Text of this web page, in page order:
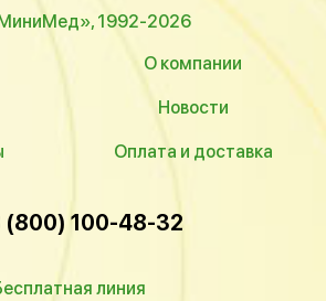
1992-2026
О компании
Новости
Оплата и доставка
(800) 100-48-32
линия